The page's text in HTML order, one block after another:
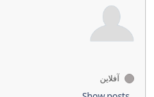
آفلاین